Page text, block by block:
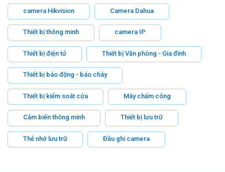
camera Hikvision Camera Dahua
Thiết bị thông minh camera IP
Thiết bị điện tử Thiết bị Văn phòng - Gia đình
Thiết bị báo động - báo cháy
Thiết bị kiểm soát cửa Máy chấm công
Cảm biến thông minh Thiết bị lưu trữ
Thẻ nhớ lưu trữ Đầu ghi camera